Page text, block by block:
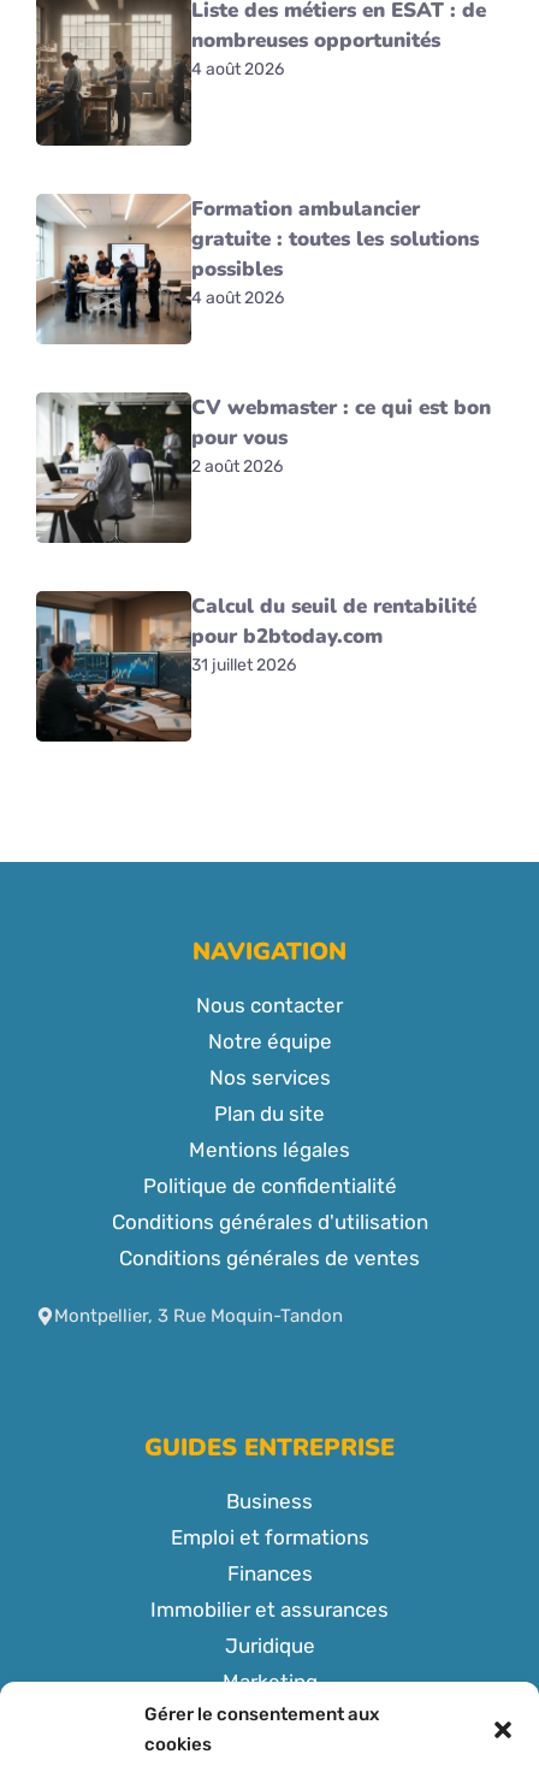
Gérer le consentement aux
cookies
Liste des métiers en ESAT : de
nombreuses opportunités
4 août 2026
Formation ambulancier
gratuite : toutes les solutions
possibles
4 août 2026
CV webmaster : ce qui est bon
pour vous
2 août 2026
Calcul du seuil de rentabilité
pour b2btoday.com
31 juillet 2026
NAVIGATION
Nous contacter
Notre équipe
Nos services
Plan du site
Mentions légales
Politique de confidentialité
Conditions générales d'utilisation
Conditions générales de ventes
Montpellier, 3 Rue Moquin-Tandon
GUIDES ENTREPRISE
Business
Emploi et formations
Finances
Immobilier et assurances
Juridique
Marketing
Tech